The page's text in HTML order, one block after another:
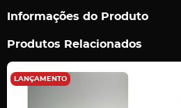
Informações do Produto
Produtos Relacionados
LANÇAMENTO